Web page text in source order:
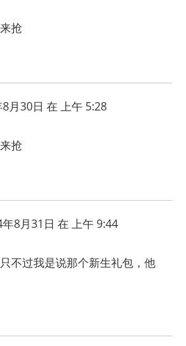
抢
月30日 在 上午 5:28
抢
8月31日 在 上午 9:44
不过我是说那个新生礼包，他